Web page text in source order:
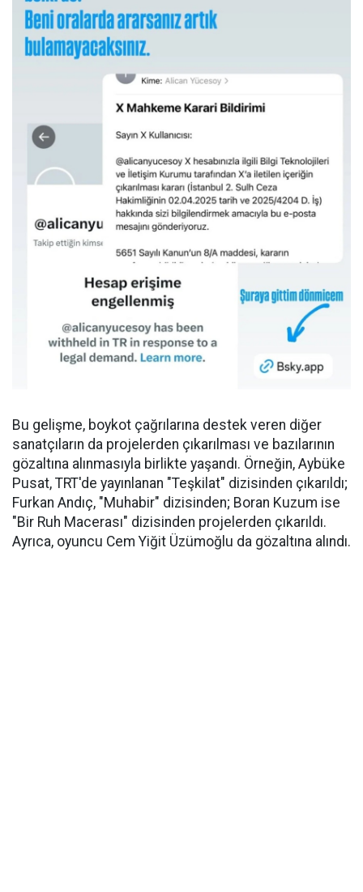
Bu gelişme, boykot çağrılarına destek veren diğer
sanatçıların da projelerden çıkarılması ve bazılarının
gözaltına alınmasıyla birlikte yaşandı. Örneğin, Aybüke
Pusat, TRT'de yayınlanan "Teşkilat" dizisinden çıkarıldı;
Furkan Andıç, "Muhabir" dizisinden; Boran Kuzum ise
"Bir Ruh Macerası" dizisinden projelerden çıkarıldı.
Ayrıca, oyuncu Cem Yiğit Üzümoğlu da gözaltına alındı.